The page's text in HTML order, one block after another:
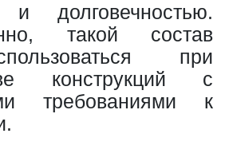
и долговечностью.
такой состав
при
конструкций с
требованиями к